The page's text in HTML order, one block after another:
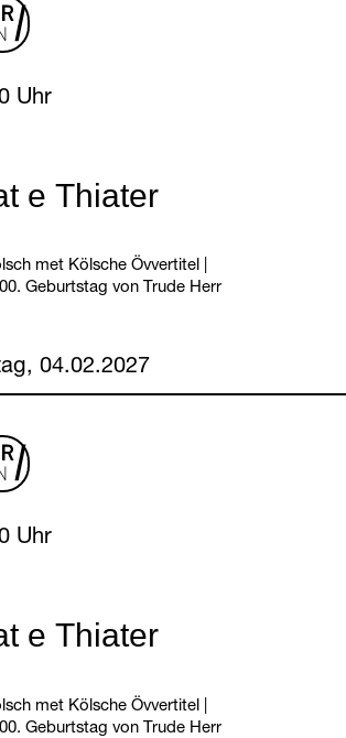
e Thiater
met Kölsche Övvertitel
Geburtstag von Trude Herr
3 February 2027
Uhr
04.02.2027
e Thiater
met Kölsche Övvertitel
Geburtstag von Trude Herr
4 February 2027
Uhr